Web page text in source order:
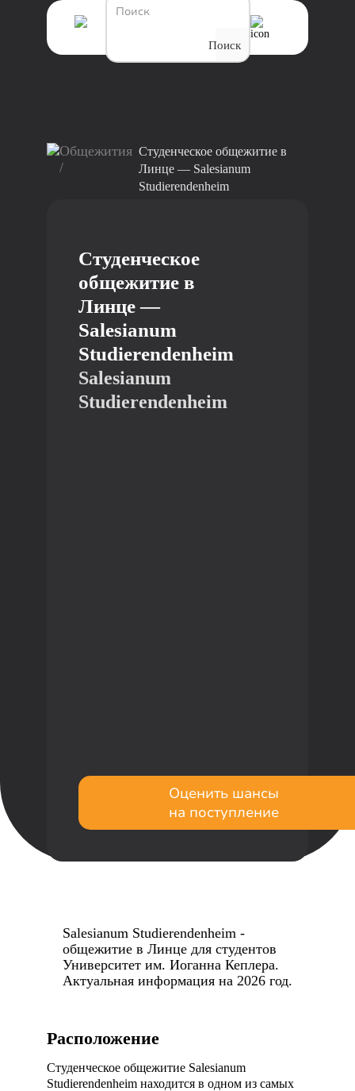
Поиск
Общежития
/
Студенческое общежитие в
Линце — Salesianum
Studierendenheim
Студенческое
общежитие в
Линце —
Salesianum
Studierendenheim
Salesianum
Studierendenheim
Оценить шансы
на поступление
Salesianum Studierendenheim -
общежитие в Линце для студентов
Университет им. Иоганна Кеплера.
Актуальная информация на 2026 год.
Расположение
Студенческое общежитие Salesianum
Studierendenheim находится в одном из самых